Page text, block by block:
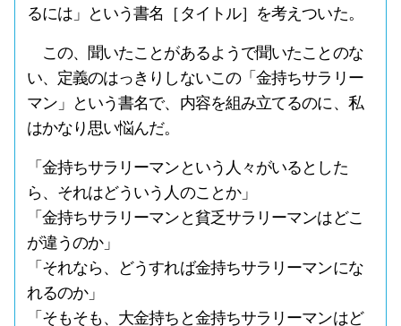
るには」という書名［タイトル］を考えついた。
この、聞いたことがあるようで聞いたことのな
い、定義のはっきりしないこの「金持ちサラリー
マン」という書名で、内容を組み立てるのに、私
はかなり思い悩んだ。
「金持ちサラリーマンという人々がいるとした
ら、それはどういう人のことか」
「金持ちサラリーマンと貧乏サラリーマンはどこ
が違うのか」
「それなら、どうすれば金持ちサラリーマンにな
れるのか」
「そもそも、大金持ちと金持ちサラリーマンはど